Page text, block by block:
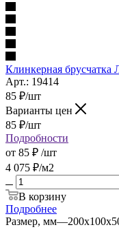
Клинкерная
Арт.: 19414
85 ₽/шт
Варианты цен
85 ₽/шт
Подробности
от 85 ₽ /шт
4 075 ₽/м2
В корзину
Подробнее
Размер, мм—